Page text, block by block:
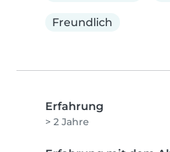
Freundlich
Erfahrung
> 2 Jahre